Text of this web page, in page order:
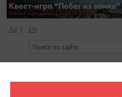
AZ | EN
регистрация